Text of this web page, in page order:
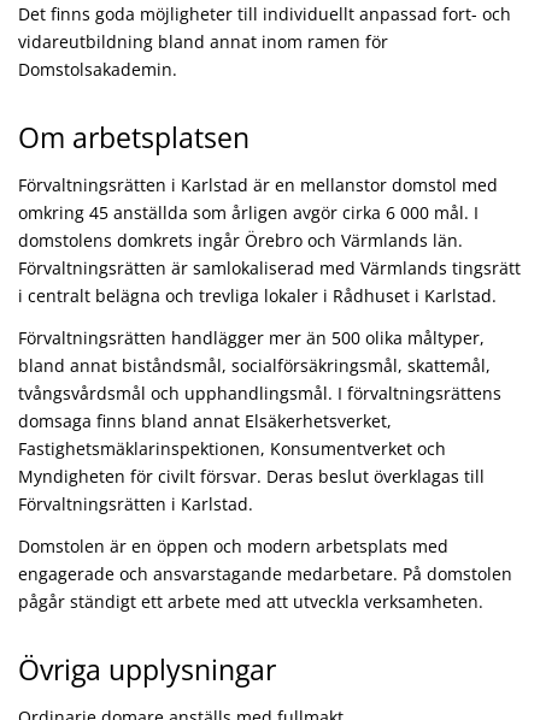
Det finns goda möjligheter till individuellt anpassad fort- och
vidareutbildning bland annat inom ramen för
Domstolsakademin.
Om arbetsplatsen
Förvaltningsrätten i Karlstad är en mellanstor domstol med
omkring 45 anställda som årligen avgör cirka 6 000 mål. I
domstolens domkrets ingår Örebro och Värmlands län.
Förvaltningsrätten är samlokaliserad med Värmlands tingsrätt
i centralt belägna och trevliga lokaler i Rådhuset i Karlstad.
Förvaltningsrätten handlägger mer än 500 olika måltyper,
bland annat biståndsmål, socialförsäkringsmål, skattemål,
tvångsvårdsmål och upphandlingsmål. I förvaltningsrättens
domsaga finns bland annat Elsäkerhetsverket,
Fastighetsmäklarinspektionen, Konsumentverket och
Myndigheten för civilt försvar. Deras beslut överklagas till
Förvaltningsrätten i Karlstad.
Domstolen är en öppen och modern arbetsplats med
engagerade och ansvarstagande medarbetare. På domstolen
pågår ständigt ett arbete med att utveckla verksamheten.
Övriga upplysningar